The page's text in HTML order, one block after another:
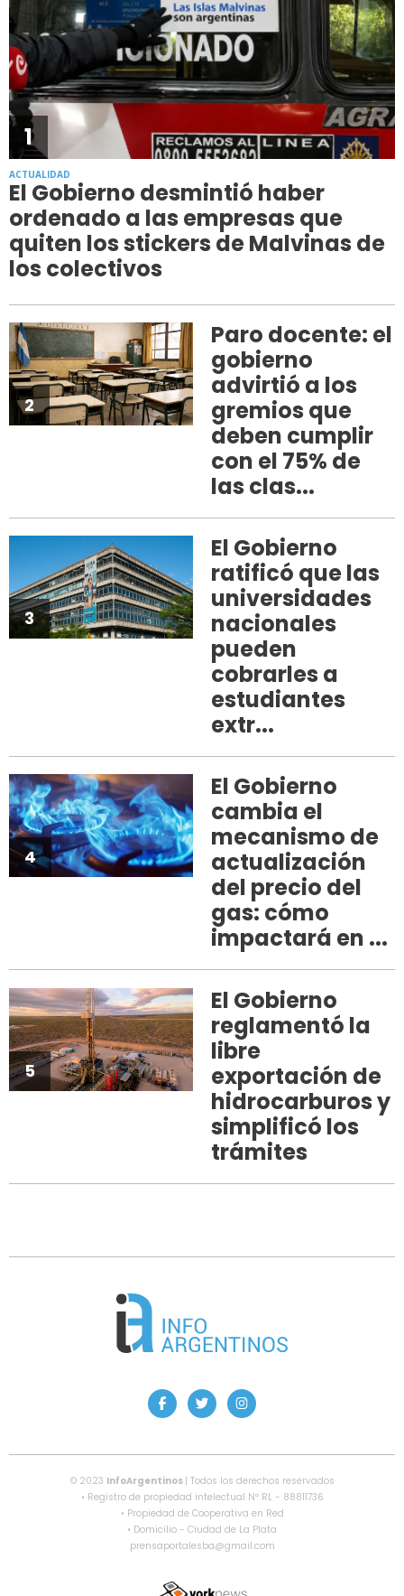
1
ACTUALIDAD
El Gobierno desmintió haber
ordenado a las empresas que
quiten los stickers de Malvinas de
los colectivos
2
Paro docente: el
gobierno
advirtió a los
gremios que
deben cumplir
con el 75% de
las clas...
3
El Gobierno
ratificó que las
universidades
nacionales
pueden
cobrarles a
estudiantes
extr...
4
El Gobierno
cambia el
mecanismo de
actualización
del precio del
gas: cómo
impactará en ...
5
El Gobierno
reglamentó la
libre
exportación de
hidrocarburos y
simplificó los
trámites
© 2023 InfoArgentinos | Todos los derechos reservados
• Registro de propiedad intelectual Nº RL - 88811736
• Propiedad de Cooperativa en Red
• Domicilio - Ciudad de La Plata
prensaportalesba@gmail.com